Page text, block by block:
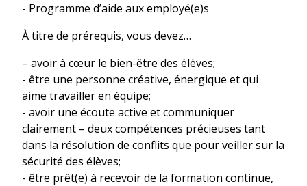
- Programme d’aide aux employé(e)s
À titre de prérequis, vous devez…
– avoir à cœur le bien-être des élèves;
- être une personne créative, énergique et qui
aime travailler en équipe;
- avoir une écoute active et communiquer
clairement – deux compétences précieuses tant
dans la résolution de conflits que pour veiller sur la
sécurité des élèves;
- être prêt(e) à recevoir de la formation continue,